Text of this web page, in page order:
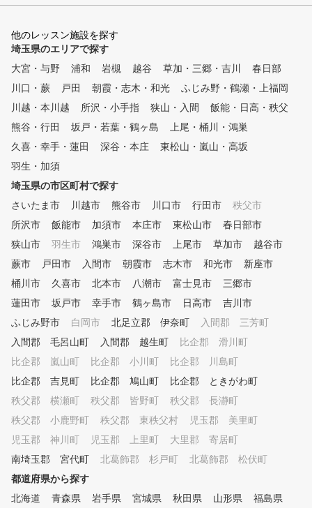
ドローなどの球筋を忠実に再現
。ショット改善に必要な項目が
数値化され、ゴルフの現状と課
題が「見える化」されます。ま
た、毎回自動的に2方向からス
イング撮影しており、スロー再
生や一時停止などで自分のフォ
ることができます。 ②シミュ
レーターを活用した専属プロに
よるレッスン シミュレーター
により「見える化」されたデー
タをもとに、外部資格を有する
専属プロがレッスンをおこない
、シミュレーターの映像や数値
データを確認しながら、会員様
にわかりやすくレッスンします
。会員様一人一人のレッスン内
容をカルテで共有しており、前
回の復習や今後の課題など、継
けます。 ③レッスン受け放題
、レンジ使い放題のサブスクモ
デル 外部資格を有する専属プ
ロのレッスンを、毎日、何度で
も受けられます。また打席も使
い放題なので、一人で練習した
って、効率よく練習できます。
お客様のご予定にあわせて、ご
利用ください。 ④ゴルフ初心
者から上級者まで楽しめる練習
モード 同じシチュエーション
他のレッスン施設を探す
埼玉県のエリアで探す
大宮・与野
浦和 岩槻 越谷 草加・三郷・吉川
春日部
川口・蕨
戸田 朝霞・志木・和光
ふじみ野・鶴瀬・上福岡
川越・本川越
所沢・小手指 狭山・入間
飯能・日高・秩父
熊谷・行田
坂戸・若葉・鶴ヶ島
上尾・桶川・鴻巣
久喜・幸手・蓮田
深谷・本庄
東松山・嵐山・高坂
羽生・加須
埼玉県の市区町村で探す
さいたま市
川越市 熊谷市 川口市 行田市
秩父市
所沢市
飯能市 加須市 本庄市 東松山市
春日部市
狭山市
羽生市 鴻巣市 深谷市 上尾市 草加市
越谷市
蕨市
戸田市 入間市 朝霞市 志木市 和光市
新座市
桶川市
久喜市 北本市 八潮市 富士見市
三郷市
蓮田市
坂戸市 幸手市 鶴ヶ島市 日高市
吉川市
ふじみ野市
白岡市 北足立郡 伊奈町
入間郡 三芳町
入間郡 毛呂山町
入間郡 越生町
比企郡 滑川町
比企郡 嵐山町
比企郡 小川町
比企郡 川島町
比企郡 吉見町
比企郡 鳩山町
比企郡 ときがわ町
秩父郡 横瀬町
秩父郡 皆野町
秩父郡 長瀞町
秩父郡 小鹿野町
秩父郡 東秩父村
児玉郡 美里町
児玉郡 神川町
児玉郡 上里町
大里郡 寄居町
南埼玉郡 宮代町
北葛飾郡 杉戸町
北葛飾郡 松伏町
都道府県から探す
北海道
青森県 岩手県 宮城県 秋田県 山形県
福島県